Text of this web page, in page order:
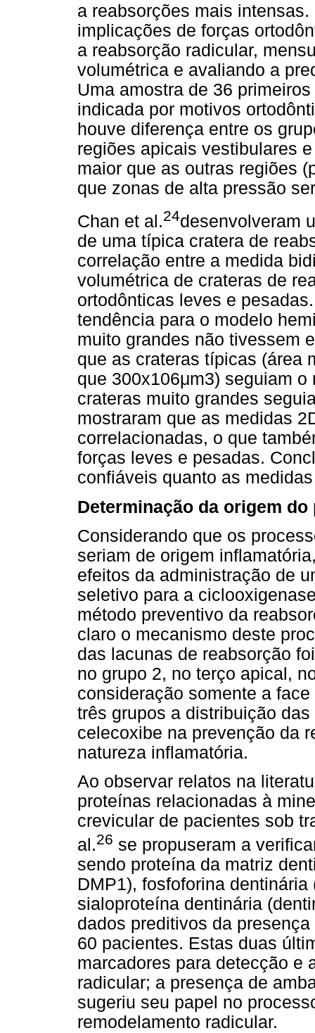
a reabsorções mais
implicações de forças
a reabsorção radicular,
volumétrica e avaliando a
Uma amostra de 36
indicada por motivos
houve diferença entre os
regiões apicais vestibulares
maior que as outras regiões
que zonas de alta pressão
Chan et al.24desenvolveram
de uma típica cratera de
correlação entre a medida
volumétrica de crateras de
ortodônticas leves e
tendência para o modelo
muito grandes não tivessem
que as crateras típicas (área
que 300x106μm3) seguiam
crateras muito grandes
mostraram que as medidas
correlacionadas, o que
forças leves e pesadas.
confiáveis quanto as
Determinação da origem
Considerando que os
seriam de origem
efeitos da administração de
seletivo para a
método preventivo da
claro o mecanismo deste
das lacunas de reabsorção
no grupo 2, no terço apical,
consideração somente a
três grupos a distribuição
celecoxibe na prevenção da
natureza inflamatória.
Ao observar relatos na
proteínas relacionadas à
crevicular de pacientes sob
al.26 se propuseram a
sendo proteína da matriz
DMP1), fosfoforina
sialoproteína dentinária
dados preditivos da
60 pacientes. Estas duas
marcadores para detecção e
radicular; a presença de
sugeriu seu papel no
remodelamento radicular.